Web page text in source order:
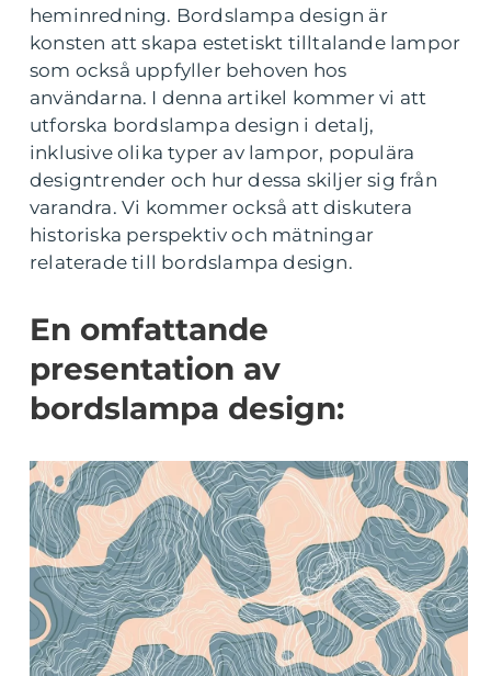
heminredning. Bordslampa design är
konsten att skapa estetiskt tilltalande lampor
som också uppfyller behoven hos
användarna. I denna artikel kommer vi att
utforska bordslampa design i detalj,
inklusive olika typer av lampor, populära
designtrender och hur dessa skiljer sig från
varandra. Vi kommer också att diskutera
historiska perspektiv och mätningar
relaterade till bordslampa design.
En omfattande
presentation av
bordslampa design: